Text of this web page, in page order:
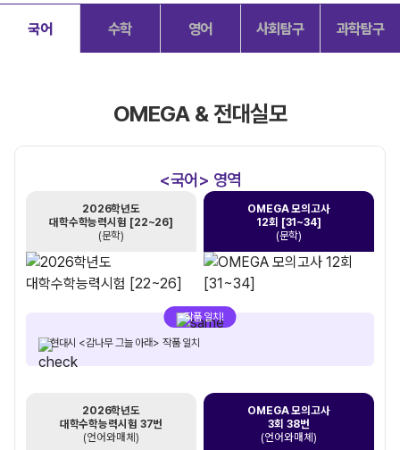
국어 수학 영어 사회탐구 과학탐구
OMEGA & 전대실모
<국어> 영역
2026학년도
대학수학능력시험 [22~26]
(문학)
OMEGA 모의고사
12회 [31~34]
(문학)
현대시 <감나무 그늘 아래> 작품 일치
작품 일치!
2026학년도
대학수학능력시험 37번
(언어와매체)
OMEGA 모의고사
3회 38번
(언어와매체)